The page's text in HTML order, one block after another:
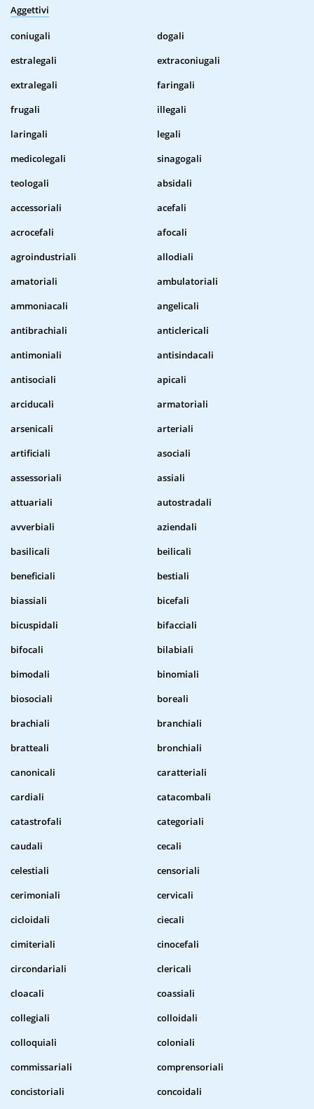
Aggettivi
coniugali
dogali
estralegali
extraconiugali
extralegali
faringali
frugali
illegali
laringali
legali
medicolegali
sinagogali
teologali
absidali
accessoriali
acefali
acrocefali
afocali
agroindustriali
allodiali
amatoriali
ambulatoriali
ammoniacali
angelicali
antibrachiali
anticlericali
antimoniali
antisindacali
antisociali
apicali
arciducali
armatoriali
arsenicali
arteriali
artificiali
asociali
assessoriali
assiali
attuariali
autostradali
avverbiali
aziendali
basilicali
beilicali
beneficiali
bestiali
biassiali
bicefali
bicuspidali
bifacciali
bifocali
bilabiali
bimodali
binomiali
biosociali
boreali
brachiali
branchiali
bratteali
bronchiali
canonicali
caratteriali
cardiali
catacombali
catastrofali
categoriali
caudali
cecali
celestiali
censoriali
cerimoniali
cervicali
cicloidali
ciecali
cimiteriali
cinocefali
circondariali
clericali
cloacali
coassiali
collegiali
colloidali
colloquiali
coloniali
commissariali
comprensoriali
concistoriali
concoidali